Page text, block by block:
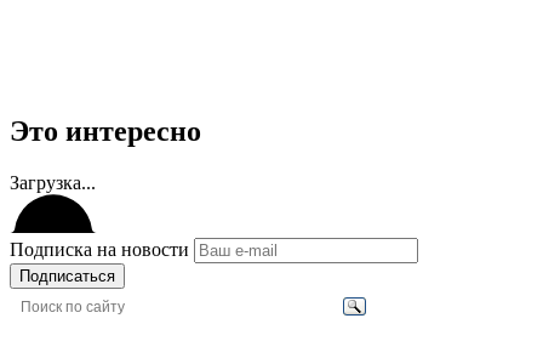
Это интересно
Загрузка...
Подписка на новости
Подписаться